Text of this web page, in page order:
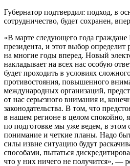
Губернатор подтвердил: подход, в
сотрудничество, будет сохранен,
«В марте следующего года граждане
президента, и этот выбор определит
на многие годы вперед. Новый
накладывает на всех нас особую
будет проходить в условиях
противостояния, повышенного
международных организаций,
от нас серьезного внимания и,
законодательства. В том, что
в нашем регионе в целом спокойно,
по подготовке мы уже ведем, в этом
понимание и четкие планы. Надо
силы извне ситуацию будут
способами, пытаться
что у них ничего не получится», —